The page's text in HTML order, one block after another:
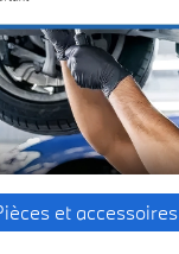
et accessoires